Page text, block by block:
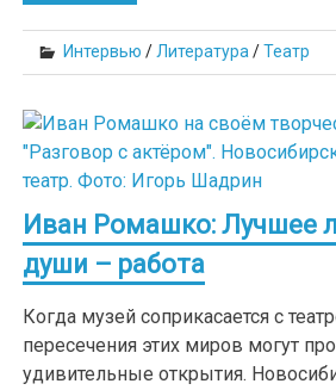
Интервью /Литература/Театр
Иван Ромашко: Лучшее
души – работа
Когда музей соприкасается с
пересечения этих миров могут
удивительные открытия.